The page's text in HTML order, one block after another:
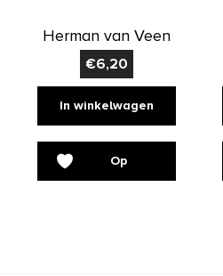
Herman van Veen
€6,20
In winkelwagen
Op